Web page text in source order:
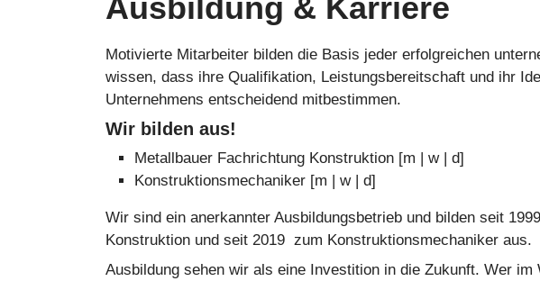
Ausbildung & Karriere
Motivierte Mitarbeiter bilden die Basis jeder erfolgreichen
wissen, dass ihre Qualifikation, Leistungsbereitschaft und ihr
Unternehmens entscheidend mitbestimmen.
Wir bilden aus!
Metallbauer Fachrichtung Konstruktion [m | w | d]
Konstruktionsmechaniker [m | w | d]
Wir sind ein anerkannter Ausbildungsbetrieb und bilden seit
Konstruktion und seit 2019 zum Konstruktionsmechaniker aus.
Ausbildung sehen wir als eine Investition in die Zukunft. Wer